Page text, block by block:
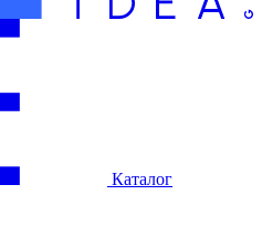
Каталог